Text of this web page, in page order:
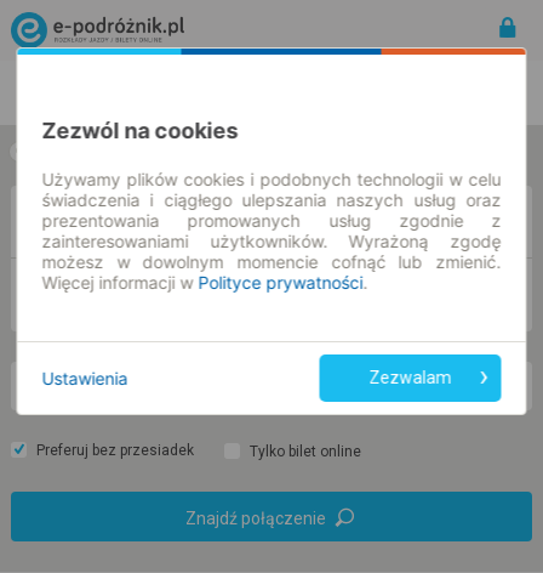
Z
DO
pt. 7 sie.
Preferuj bez przesiadek Tylko bilet online
Znajdź połączenie
Zezwól na cookies
Używamy plików cookies i podobnych technologii w celu
świadczenia i ciągłego ulepszania naszych usług oraz
prezentowania promowanych usług zgodnie z
zainteresowaniami użytkowników. Wyrażoną zgodę
możesz w dowolnym momencie cofnąć lub zmienić.
Więcej informacji w Polityce prywatności.
Ustawienia Zezwalam